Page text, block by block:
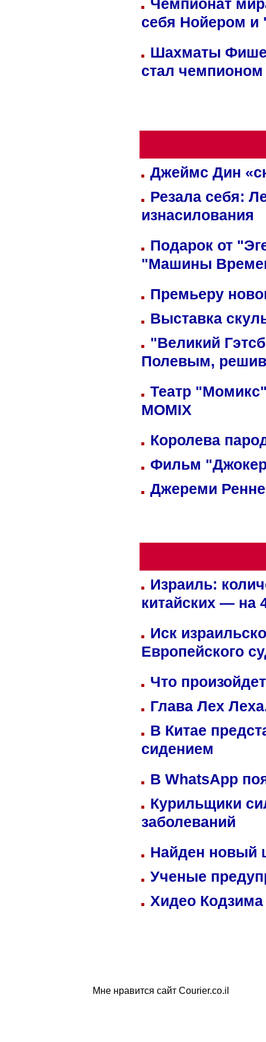
Чемпионат
себя Нойером и
Шахматы
стал
Джеймс Дин
Резала себя:
изнасилования
Подарок от
"Машины
Премьеру
Выставка
"Великий
Полевым,
Театр
MOMIX
Королева
Фильм
Джереми
Израиль:
китайских — на
Иск
Европейского
Что
Глава Лех
В Китае
сидением
В WhatsApp
Курильщики
заболеваний
Найден
Ученые
Хидео
Мне нравится сайт Courier.co.il